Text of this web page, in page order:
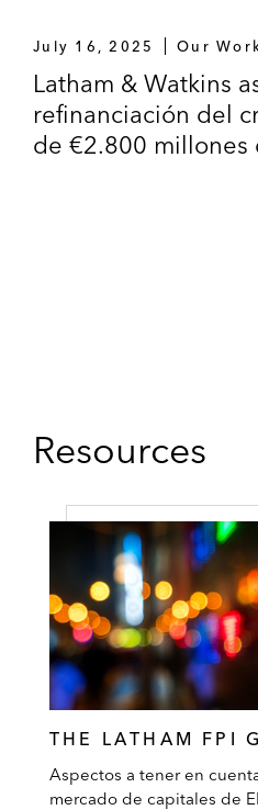
July 16, 2025 Our
Latham & Watkins
refinanciación del
de €2.800 millones
Resources
THE LATHAM FPI
Aspectos a tener en
mercado de capitales de